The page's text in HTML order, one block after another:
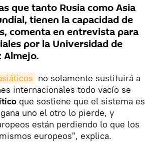
que tanto Rusia como Asia
tienen la capacidad de
comenta en entrevista para
por la Universidad de
Almejo.
no solamente sustituirá a
internacionales todo vacío se
que sostiene que el sistema es
uno el otro lo pierde, y
están perdiendo lo que los
europeos", explica.